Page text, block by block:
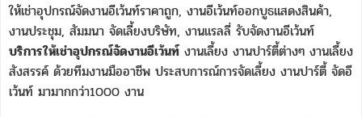
ให้เช่าอุปกรณ์จัดงานอีเว้นท์ราคาถูก, งานอีเว้นท์ออกบูธแสดงสินค้า,
งานประชุม, สัมมนา จัดเลี้ยงบริษัท, งานแรลลี่ รับจัดงานอีเว้นท์
บริการให้เช่าอุปกรณ์จัดงานอีเว้นท์ งานเลี้ยง งานปาร์ตี้ต่างๆ งานเลี้ยง
สังสรรค์ ด้วยทีมงานมืออาชีพ ประสบการณ์การจัดเลี้ยง งานปาร์ตี้ จัดอี
เว้นท์ มามากกว่า1000 งาน